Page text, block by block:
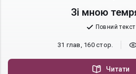
Зі мною
Повний текст
31 глав, 160 стор.
Читати